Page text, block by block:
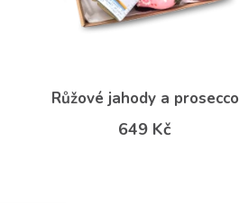
Růžové jahody a prosecco
649 Kč